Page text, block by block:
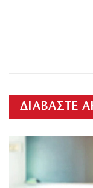
ΔΙΑΒΑΣΤΕ